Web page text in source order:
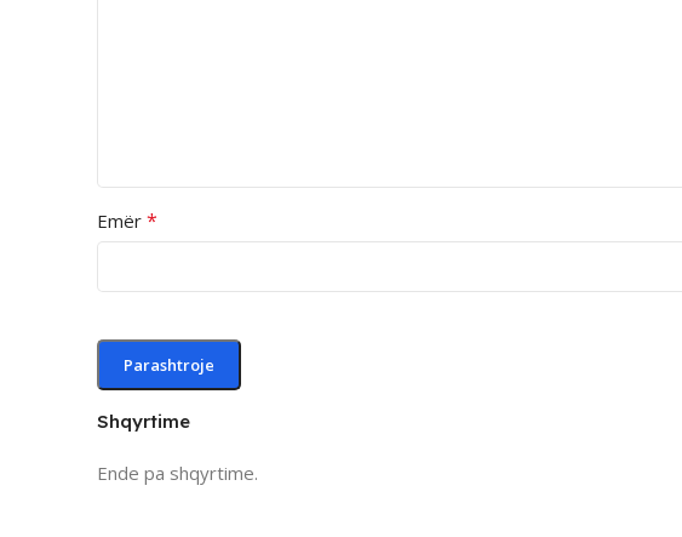
Shqyrtime
Ende pa shqyrtime.
Emër *